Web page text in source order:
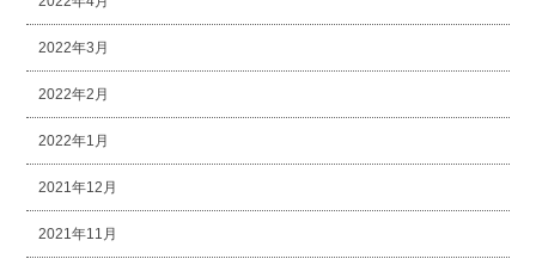
2022年3月
2022年2月
2022年1月
2021年12月
2021年11月